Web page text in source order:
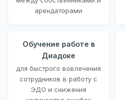
арендаторами
Обучение работе в
Диадоке
для быстрого вовлечения
сотрудников в работу с
ЭДО и снижения